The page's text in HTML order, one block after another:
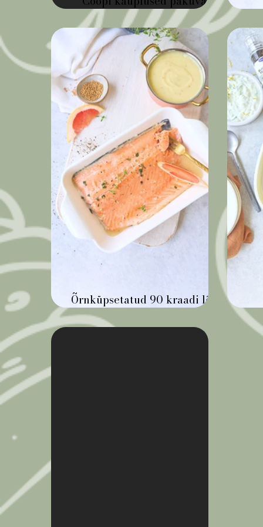
pitsarestorani väärilisi pitsasid
Õrnküpsetatud 90 kraadi lõhe
greibi-meemarinaadis